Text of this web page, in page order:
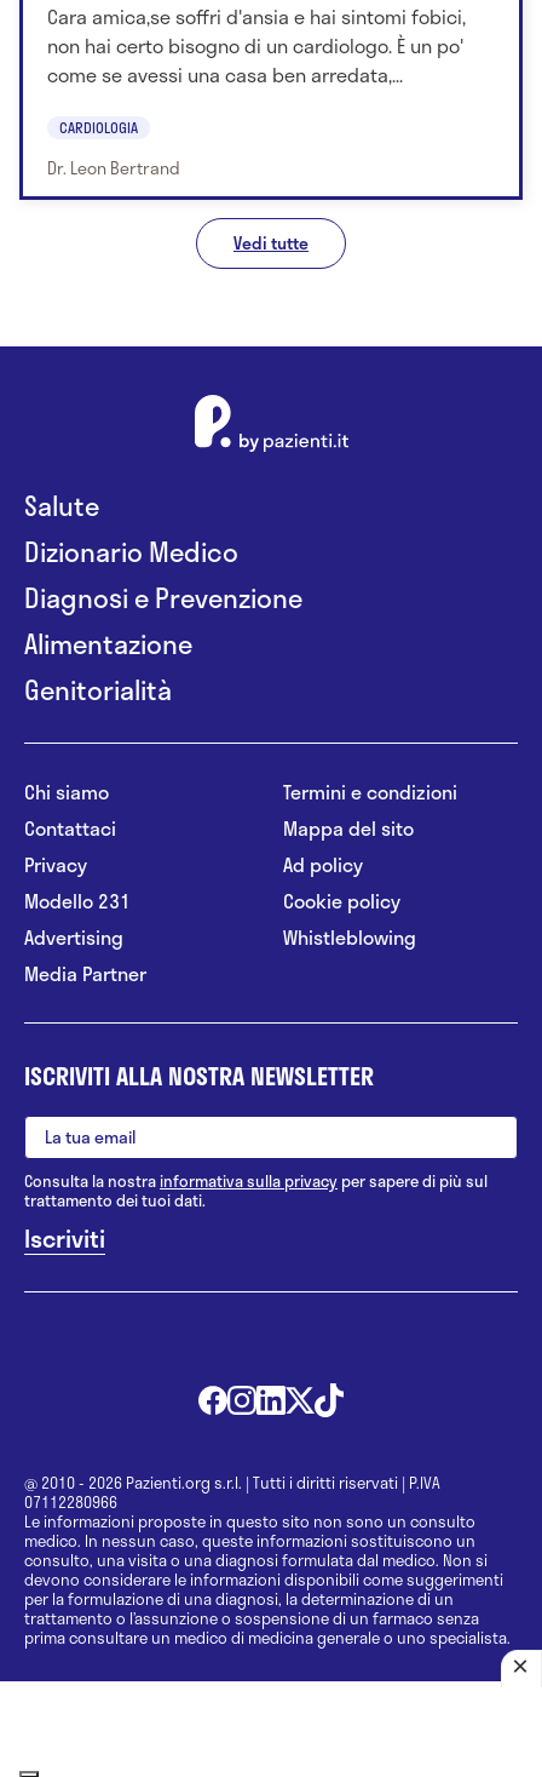
Cara amica,se soffri d'ansia e hai sintomi fobici,
non hai certo bisogno di un cardiologo. È un po'
come se avessi una casa ben arredata,...
CARDIOLOGIA
Dr. Leon Bertrand
Vedi tutte
Salute
Dizionario Medico
Diagnosi e Prevenzione
Alimentazione
Genitorialità
Chi siamo
Contattaci
Privacy
Modello 231
Advertising
Media Partner
Termini e condizioni
Mappa del sito
Ad policy
Cookie policy
Whistleblowing
ISCRIVITI ALLA NOSTRA NEWSLETTER
Consulta la nostrainformativa sulla privacy per sapere di più sul
trattamento dei tuoi dati.
@ 2010 - 2026 Pazienti.org s.r.l. | Tutti i diritti riservati | P.IVA
07112280966
Le informazioni proposte in questo sito non sono un consulto
medico. In nessun caso, queste informazioni sostituiscono un
consulto, una visita o una diagnosi formulata dal medico. Non si
devono considerare le informazioni disponibili come suggerimenti
per la formulazione di una diagnosi, la determinazione di un
trattamento o l’assunzione o sospensione di un farmaco senza
prima consultare un medico di medicina generale o uno specialista.